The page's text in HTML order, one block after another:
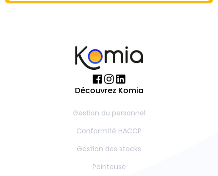
Découvrez Komia
Gestion du personnel
Conformité HACCP
Gestion des stocks
Pointeuse